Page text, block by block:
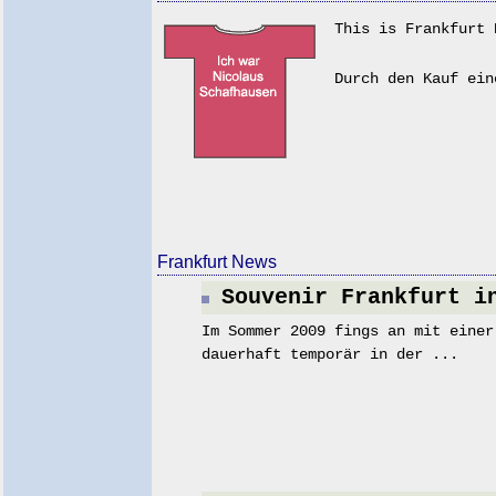
This is Frankfurt
Durch den Kauf
Frankfurt News
Souvenir Frankfurt
Im Sommer 2009 fings an mit
dauerhaft temporär in der ...